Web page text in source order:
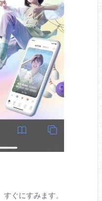
ぐにすみます。